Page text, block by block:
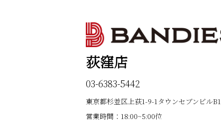
荻窪店
03-6383-5442
東京都杉並区上荻1-9-1タウンセブンビルB1
営業時間：18:00~5:00位